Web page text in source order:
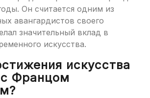
Он считается одним из
авангардистов своего
значительный вклад в
искусства.
искусства
Францом